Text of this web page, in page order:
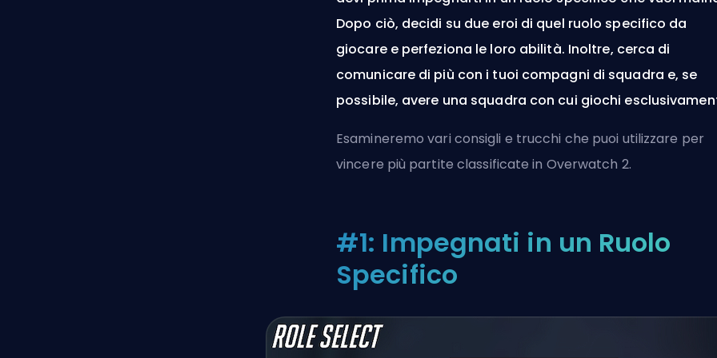
Dopo ciò, decidi su due eroi di quel ruolo specifico da
giocare e perfeziona le loro abilità. Inoltre, cerca di
comunicare di più con i tuoi compagni di squadra e, se
possibile, avere una squadra con cui giochi
Esamineremo vari consigli e trucchi che puoi utilizzare per
vincere più partite classificate in Overwatch 2.
#1: Impegnati in un Ruolo
Specifico